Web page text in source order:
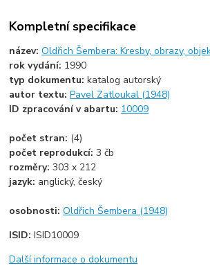
Kompletní specifikace
název:Oldřich Šembera: Kresby, obrazy,
rok vydání: 1990
typ dokumentu:katalog autorský
autor textu:Pavel Zatloukal (1948)
ID zpracování v abartu: 10009
počet stran: (4)
počet reprodukcí:3 čb
rozměry:303 x 212
jazyk: anglický, český
osobnosti:Oldřich Šembera (1948)
ISID:ISID10009
Další informace o dokumentu